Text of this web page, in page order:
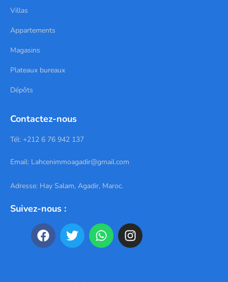
Villas
Appartements
Magasins
Plateaux bureaux
Dépôts
Contactez-nous
Tél: +212 6 76 942 137
Email: Lahcenimmoagadir@gmail.com
Adresse: Hay Salam, Agadir, Maroc.
Suivez-nous :